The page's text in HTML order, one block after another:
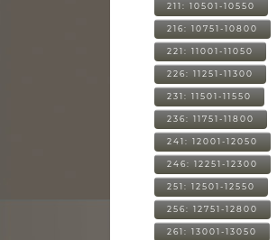
211: 10501-10550
216: 10751-10800
221: 11001-11050
226: 11251-11300
231: 11501-11550
236: 11751-11800
241: 12001-12050
246: 12251-12300
251: 12501-12550
256: 12751-12800
261: 13001-13050